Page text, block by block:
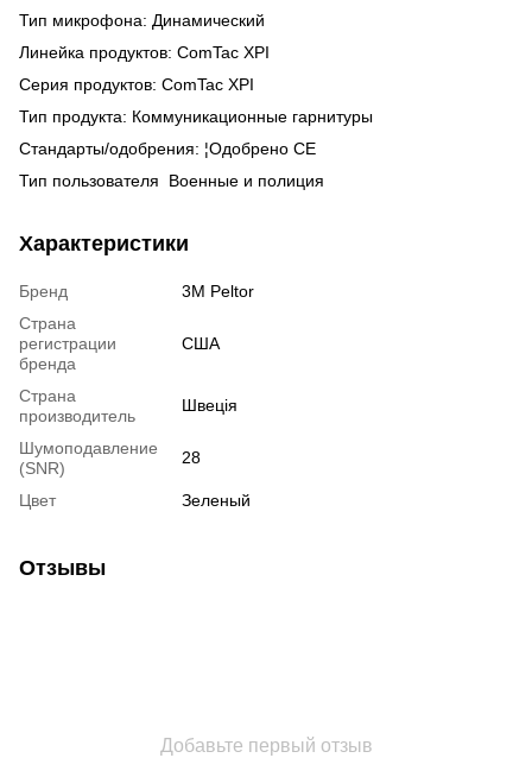
Тип микрофона‎: Динамический
Линейка продуктов: ComTac XPI
Серия продуктов: ComTac XPI
Тип продукта: Коммуникационные гарнитуры
Стандарты/одобрения‎: ¦Одобрено CE
Тип пользователя‎ ‎ Военные и полиция
Характеристики
Бренд
3M Peltor
Страна
регистрации
бренда
США
Страна
производитель
Швеція
Шумоподавление
(SNR)
28
Цвет Зеленый
Отзывы
Добавьте первый отзыв